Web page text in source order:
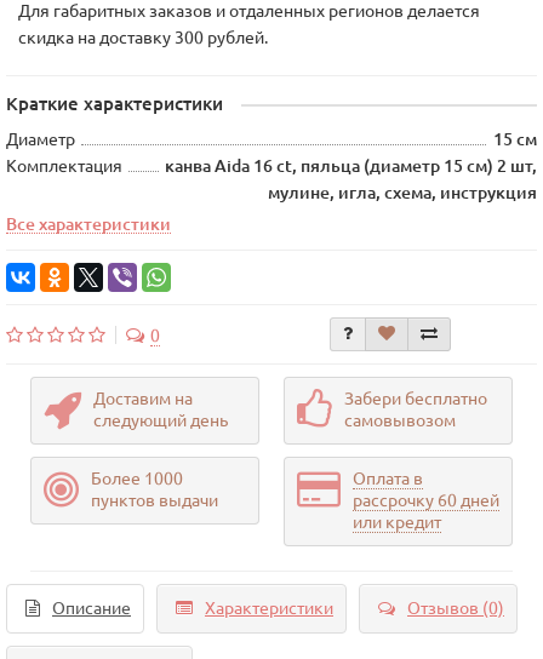
Для габаритных заказов и отдаленных регионов делается
скидка на доставку 300 рублей.
Краткие характеристики
Диаметр
15 см
Комплектация
канва Aida 16 ct, пяльца (диаметр 15 см) 2 шт,
мулине, игла, схема, инструкция
Все характеристики
0
Доставим на
следующий день
Забери бесплатно
самовывозом
Более 1000
пунктов выдачи
Оплата в
рассрочку 60 дней
или кредит
Описание Характеристики Отзывов (0)